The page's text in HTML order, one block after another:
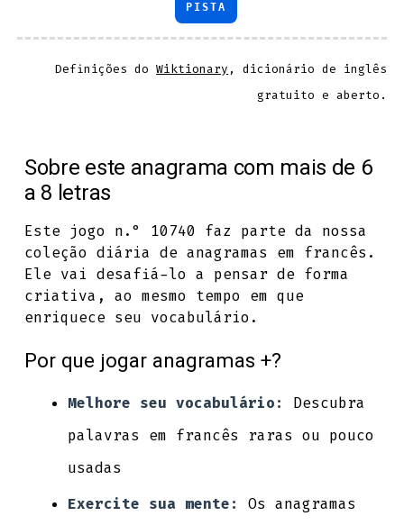
PISTA
Definições doWiktionary , dicionário de inglês
gratuito e aberto.
Sobre este anagrama com mais de 6
a 8 letras
Este jogo n.° 10740 faz parte da nossa
coleção diária de anagramas em francês.
Ele vai desafiá-lo a pensar de forma
criativa, ao mesmo tempo em que
enriquece seu vocabulário.
Por que jogar anagramas +?
Melhore seu vocabulário:
Descubra
palavras em francês raras ou pouco
usadas
Exercite sua mente:
Os anagramas